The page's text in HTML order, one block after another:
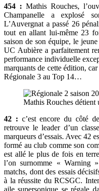
454 : Mathis Rouches,
Champanelle a explosé
L’Auvergnat a passé 26
tout en allant lui-même 23
saison de son équipe, le
UC Aubière a parfaitement
performance individuelle
marquants de cette édition,
Régionale 3 au Top 14…
Mathis Rouches détient
42 : c’est encore du côté
retrouve le leader d’un
marqueurs d’essais. Avec 42
formé au club comme son
est allé le plus de fois en
l’on surnomme « Warning
matchs, dont des essais
à la réussite du RCSGC.